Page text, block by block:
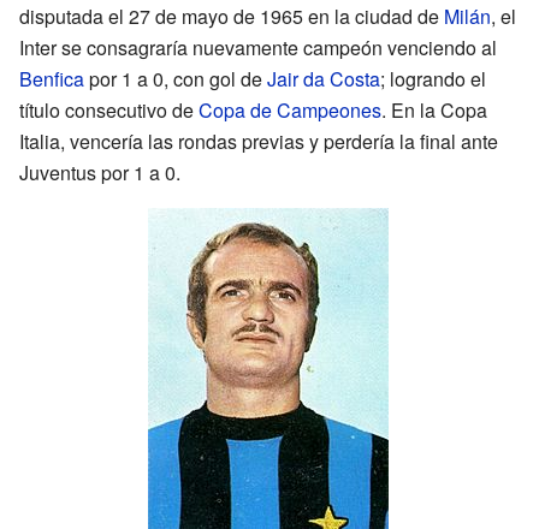
disputada el 27 de mayo de 1965 en la ciudad de Milán, el
Inter se consagraría nuevamente campeón venciendo al
Benficapor 1 a 0, con gol deJair da Costa; logrando el
título consecutivo deCopa de Campeones. En la Copa
Italia, vencería las rondas previas y perdería la final ante
Juventus por 1 a 0.